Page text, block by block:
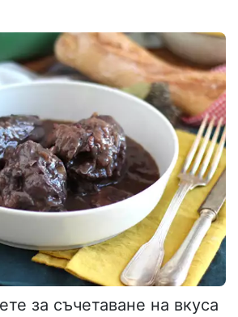
за съчетаване на вкуса